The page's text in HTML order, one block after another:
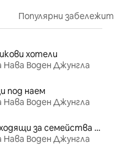
Популярни
хотели
Нава Воден Джунгла
под наем
Нава Воден Джунгла
Подходящи за семейства места под наем
Нава Воден Джунгла